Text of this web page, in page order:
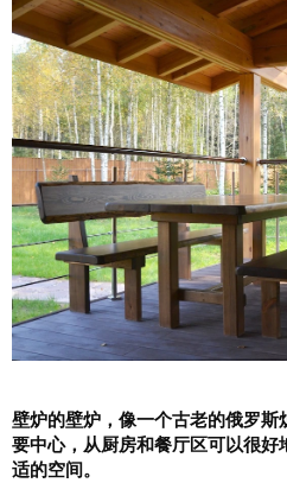
壁炉的壁炉，像一个古老的俄罗
要中心，从厨房和餐厅区可以很
适的空间。